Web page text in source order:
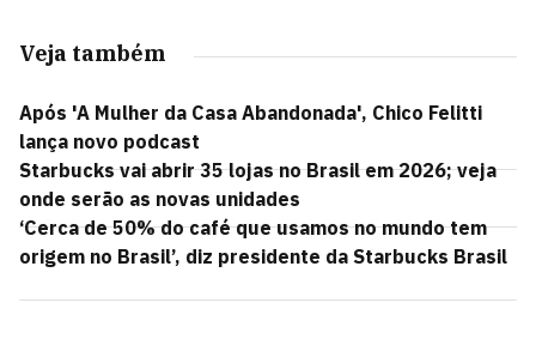
Veja também
Após 'A Mulher da Casa Abandonada', Chico Felitti
lança novo podcast
Starbucks vai abrir 35 lojas no Brasil em 2026; veja
onde serão as novas unidades
‘Cerca de 50% do café que usamos no mundo tem
origem no Brasil’, diz presidente da Starbucks Brasil